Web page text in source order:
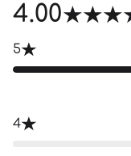
4.00
5
4